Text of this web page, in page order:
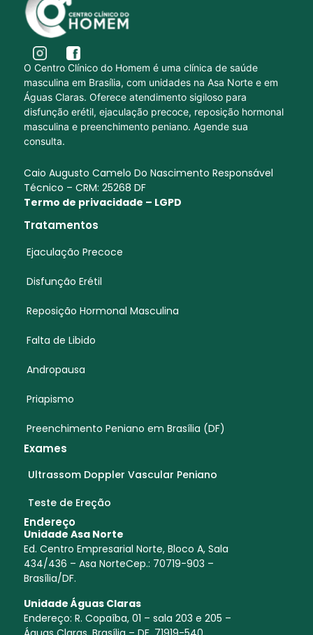
O Centro Clínico do Homem é uma clínica de saúde
masculina em Brasília, com unidades na Asa Norte e em
Águas Claras. Oferece atendimento sigiloso para
disfunção erétil, ejaculação precoce, reposição hormonal
masculina e preenchimento peniano. Agende sua
consulta.
Caio Augusto Camelo Do Nascimento Responsável
Técnico – CRM: 25268 DF
Termo de privacidade – LGPD
Tratamentos
Ejaculação Precoce
Disfunção Erétil
Reposição Hormonal Masculina
Falta de Libido
Andropausa
Priapismo
Preenchimento Peniano em Brasília (DF)
Exames
Ultrassom Doppler Vascular Peniano
Teste de Ereção
Endereço
Unidade Asa Norte
Ed. Centro Empresarial Norte, Bloco A, Sala
434/436 – Asa NorteCep.: 70719-903 –
Brasília/DF.
Unidade Águas Claras
Endereço: R. Copaíba, 01 – sala 203 e 205 –